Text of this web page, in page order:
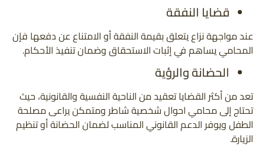
قضايا النفقة
عند مواجهة نزاع يتعلق بقيمة النفقة أو الامتناع عن دفعها فإن
المحامي يساهم في إثبات الاستحقاق وضمان تنفيذ الأحكام.
الحضانة والرؤية
تعد من أكثر القضايا تعقيد من الناحية النفسية والقانونية، حيث
تحتاج إلى محامي احوال شخصية شاطر ومتمكن يراعى مصلحة
الطفل ويوفر الدعم القانوني المناسب لضمان الحضانة أو تنظيم
الزيارة.